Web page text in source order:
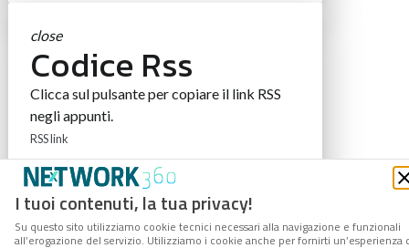
I tuoi contenuti, la tua privacy!
Su questo sito utilizziamo cookie tecnici necessari alla navigazione e funzionali
all’erogazione del servizio. Utilizziamo i cookie anche per fornirti un’esperienza
close
Codice Rss
Clicca sul pulsante per copiare il link RSS
negli appunti.
RSS link
COPIA LINK